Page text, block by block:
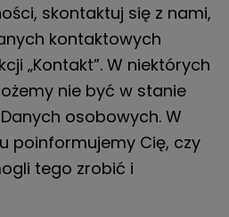
skontaktuj się z nami,
kontaktowych
„Kontakt”. W niektórych
nie być w stanie
osobowych. W
poinformujemy Cię, czy
tego zrobić i